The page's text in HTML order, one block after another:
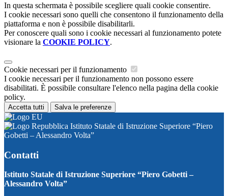
In questa schermata è possibile scegliere quali cookie consentire.
I cookie necessari sono quelli che consentono il funzionamento della
piattaforma e non è possibile disabilitarli.
Per conoscere quali sono i cookie necessari al funzionamento potete
visionare la COOKIE POLICY.
Cookie necessari per il funzionamento
I cookie necessari per il funzionamento non possono essere
disabilitati. È possibile consultare l'elenco nella pagina della cookie
policy.
Accetta tutti Salva le preferenze
Istituto Statale di Istruzione Superiore “Piero
Gobetti – Alessandro Volta”
Contatti
Istituto Statale di Istruzione Superiore “Piero Gobetti –
Alessandro Volta”